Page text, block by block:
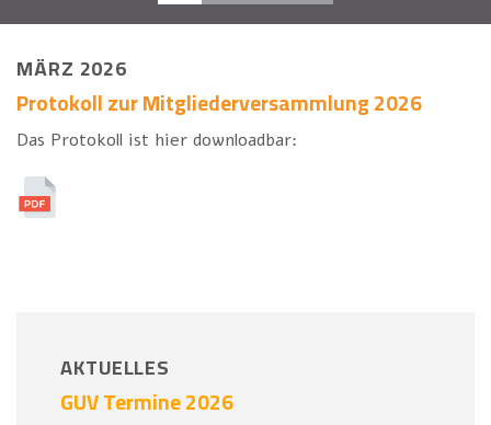
MÄRZ 2026
Protokoll zur Mitgliederversammlung 2026
Das Protokoll ist hier downloadbar:
AKTUELLES
GUV Termine 2026